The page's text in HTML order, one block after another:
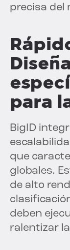
precisa del
para
BigID
que
globales.
de alto
deben
ralentizar